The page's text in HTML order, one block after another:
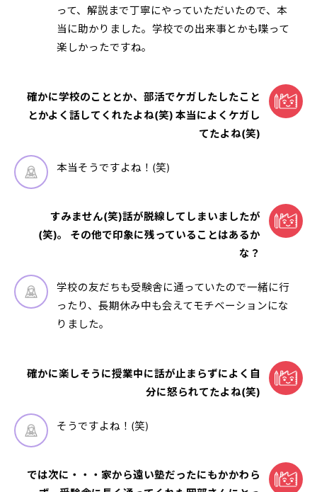
って、解説まで丁寧にやっていただいたので、本
当に助かりました。学校での出来事とかも喋って
楽しかったですね。
確かに学校のこととか、部活でケガしたしたこと
とかよく話してくれたよね(笑) 本当によくケガし
てたよね(笑)
本当そうですよね！(笑)
すみません(笑)話が脱線してしまいましたが
(笑)。 その他で印象に残っていることはあるか
な？
学校の友だちも受験舎に通っていたので一緒に行
ったり、長期休み中も会えてモチベーションにな
りました。
確かに楽しそうに授業中に話が止まらずによく自
分に怒られてたよね(笑)
そうですよね！(笑)
では次に・・・家から遠い塾だったにもかかわら